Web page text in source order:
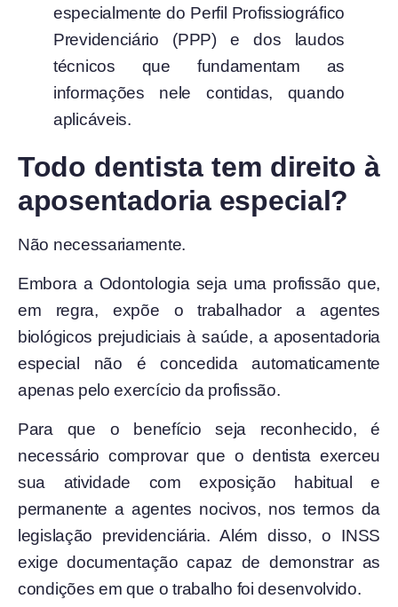
especialmente do Perfil Profissiográfico
Previdenciário (PPP) e dos laudos
técnicos que fundamentam as
informações nele contidas, quando
aplicáveis.
Todo dentista tem direito à
aposentadoria especial?
Não necessariamente.
Embora a Odontologia seja uma profissão que,
em regra, expõe o trabalhador a agentes
biológicos prejudiciais à saúde, a aposentadoria
especial não é concedida automaticamente
apenas pelo exercício da profissão.
Para que o benefício seja reconhecido, é
necessário comprovar que o dentista exerceu
sua atividade com exposição habitual e
permanente a agentes nocivos, nos termos da
legislação previdenciária. Além disso, o INSS
exige documentação capaz de demonstrar as
condições em que o trabalho foi desenvolvido.